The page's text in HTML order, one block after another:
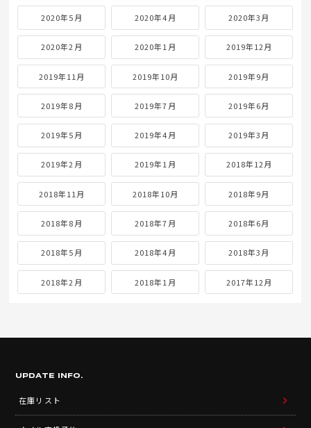
2020年5月 2020年4月 2020年3月
2020年2月 2020年1月 2019年12月
2019年11月 2019年10月 2019年9月
2019年8月 2019年7月 2019年6月
2019年5月 2019年4月 2019年3月
2019年2月 2019年1月 2018年12月
2018年11月 2018年10月 2018年9月
2018年8月 2018年7月 2018年6月
2018年5月 2018年4月 2018年3月
2018年2月 2018年1月 2017年12月
UPDATE INFO.
在庫リスト